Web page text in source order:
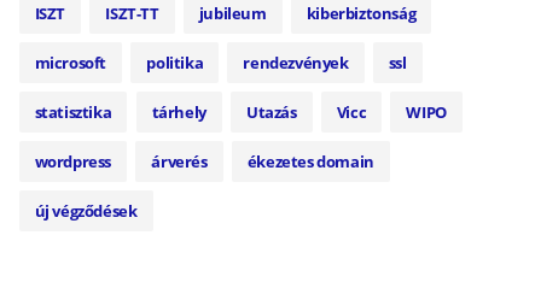
ISZT ISZT-TT jubileum kiberbiztonság
microsoft politika rendezvények ssl
statisztika tárhely Utazás Vicc WIPO
wordpress árverés ékezetes domain
új végződések